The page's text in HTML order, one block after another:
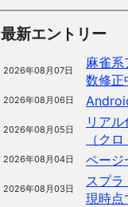
最新エントリー
2026年08月07日
麻雀系
数修正
2026年08月06日
2026年08月05日
リア
（ク
2026年08月04日 ページ
2026年08月03日
スプラ
現時点